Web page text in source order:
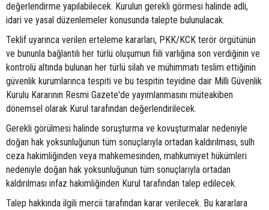
değerlendirme yapılabilecek. Kurulun gerekli görmesi halinde adli,
idari ve yasal düzenlemeler konusunda talepte bulunulacak.
Teklif uyarınca verilen erteleme kararları, PKK/KCK terör örgütünün
ve bununla bağlantılı her türlü oluşumun fiili varlığına son verdiğinin ve
kontrolü altında bulunan her türlü silah ve mühimmatı teslim ettiğinin
güvenlik kurumlarınca tespiti ve bu tespitin teyidine dair Milli Güvenlik
Kurulu Kararının Resmi Gazete'de yayımlanmasını müteakiben
dönemsel olarak Kurul tarafından değerlendirilecek.
Gerekli görülmesi halinde soruşturma ve kovuşturmalar nedeniyle
doğan hak yoksunluğunun tüm sonuçlarıyla ortadan kaldırılması, sulh
ceza hakimliğinden veya mahkemesinden, mahkumiyet hükümleri
nedeniyle doğan hak yoksunluğunun tüm sonuçlarıyla ortadan
kaldırılması infaz hakimliğinden Kurul tarafından talep edilecek.
Talep hakkında ilgili mercii tarafından karar verilecek. Bu kararlara